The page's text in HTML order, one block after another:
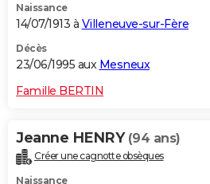
Naissance
14/07/1913 à Villeneuve-sur-Fère
Décès
23/06/1995 aux Mesneux
Famille BERTIN
Jeanne HENRY (94 ans)
Créer une cagnotte obsèques
Naissance